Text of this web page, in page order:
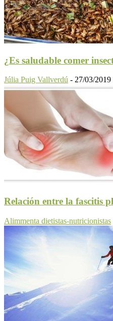
¿Es saludable comer
Júlia Puig Vallverdú - 27/03/2019
Relación entre la fascitis
Alimmenta dietistas-nutricionistas